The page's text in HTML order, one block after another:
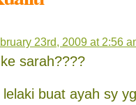
23rd, 2009 at 2:56
sarah????
buat ayah sy